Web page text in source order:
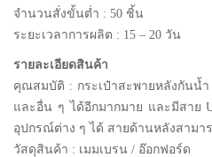
จำนวนสั่งขั้นต่ำ : 50 ชิ้น
ระยะเวลาการผลิต : 15 – 20 วัน
รายละเอียดสินค้า
คุณสมบัติ : กระเป๋าสะพายหลังกันน้ำ
และอื่น ๆ ได้อีกมากมาย และมีสาย
อุปกรณ์ต่าง ๆ ได้ สายด้านหลังสามา
วัสดุสินค้า : เมมเบรน / อ๊อกฟอร์ด